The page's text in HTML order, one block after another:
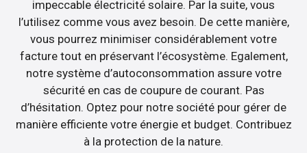
impeccable électricité solaire. Par la suite, vous
l’utilisez comme vous avez besoin. De cette manière,
vous pourrez minimiser considérablement votre
facture tout en préservant l’écosystème. Egalement,
notre système d’autoconsommation assure votre
sécurité en cas de coupure de courant. Pas
d’hésitation. Optez pour notre société pour gérer de
manière efficiente votre énergie et budget. Contribuez
à la protection de la nature.